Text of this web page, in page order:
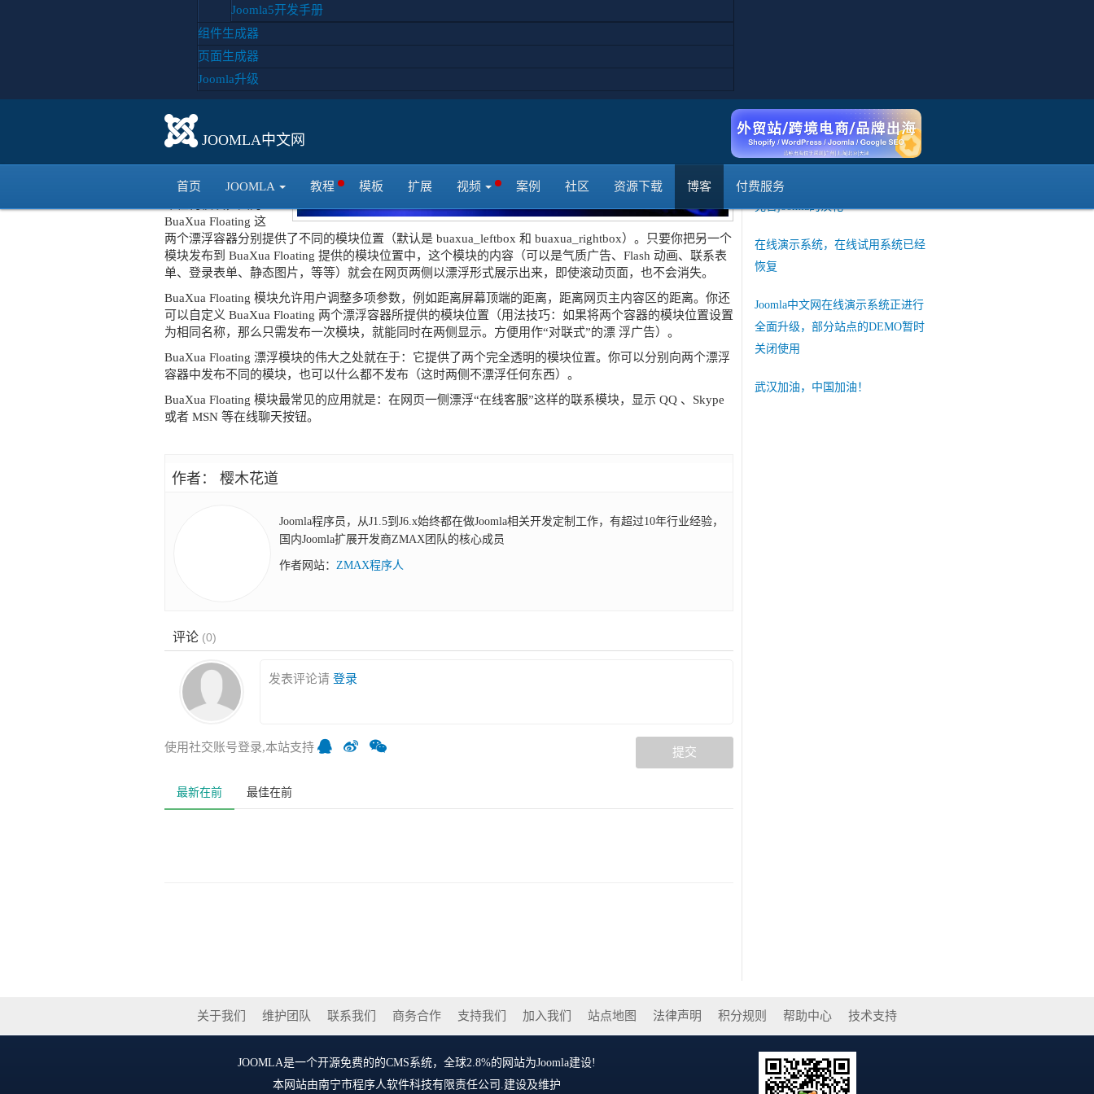
Joomla5开发手册
组件生成器
页面生成器
Joomla升级
JOOMLA中文网
首页 JOOMLA 教程 模板 扩展 视频 案例 社区 资源下载 博客 付费服务
BuaXua Floating 是
针对 Joomla! 2.5 核
心的一款前台模块，
这个模块比较特殊，
它实际上扮演了一个
“模块容器”。
BuaXua Floating 模
块的功能是在网页两
这两个漂浮容器中发
BuaXua Floating 这
两个漂浮容器分别提供了不同的模块位置（默认是 buaxua_leftbox 和 buaxua_rightbox）。只要你把另一个
模块发布到 BuaXua Floating 提供的模块位置中，这个模块的内容（可以是气质广告、Flash 动画、联系表
单、登录表单、静态图片，等等）就会在网页两侧以漂浮形式展示出来，即使滚动页面，也不会消失。
BuaXua Floating 模块允许用户调整多项参数，例如距离屏幕顶端的距离，距离网页主内容区的距离。你还
可以自定义 BuaXua Floating 两个漂浮容器所提供的模块位置（用法技巧：如果将两个容器的模块位置设置
为相同名称，那么只需发布一次模块，就能同时在两侧显示。方便用作“对联式”的漂 浮广告）。
BuaXua Floating 漂浮模块的伟大之处就在于：它提供了两个完全透明的模块位置。你可以分别向两个漂浮
容器中发布不同的模块，也可以什么都不发布（这时两侧不漂浮任何东西）。
BuaXua Floating 模块最常见的应用就是：在网页一侧漂浮“在线客服”这样的联系模块，显示 QQ 、Skype
或者 MSN 等在线聊天按钮。
作者： 樱木花道
Joomla程序员，从J1.5到J6.x始终都在做Joomla相关开发定制工作，有超过10年行业经验，
国内Joomla扩展开发商ZMAX团队的核心成员
作者网站： ZMAX程序人
评论 (0)
发表评论请 登录
使用社交账号登录,本站支持 提交
最新在前 最佳在前
菜单保存的时候提示出错
joomla官方发布 3.10 Alpha3版本
完善joomla的汉化
在线演示系统，在线试用系统已经
恢复
Joomla中文网在线演示系统正进行
全面升级，部分站点的DEMO暂时
关闭使用
武汉加油，中国加油！
关于我们 维护团队 联系我们 商务合作 支持我们 加入我们 站点地图 法律声明 积分规则 帮助中心 技术支持
JOOMLA是一个开源免费的的CMS系统，全球2.8%的网站为Joomla建设!
本网站由南宁市程序人软件科技有限责任公司 .建设及维护